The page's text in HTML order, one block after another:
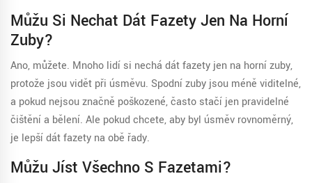
Můžu Si Nechat Dát Fazety Jen Na Horní
Zuby?
Ano, můžete. Mnoho lidí si nechá dát fazety jen na horní zuby,
protože jsou vidět při úsměvu. Spodní zuby jsou méně viditelné,
a pokud nejsou značně poškozené, často stačí jen pravidelné
čištění a bělení. Ale pokud chcete, aby byl úsměv rovnoměrný,
je lepší dát fazety na obě řady.
Můžu Jíst Všechno S Fazetami?